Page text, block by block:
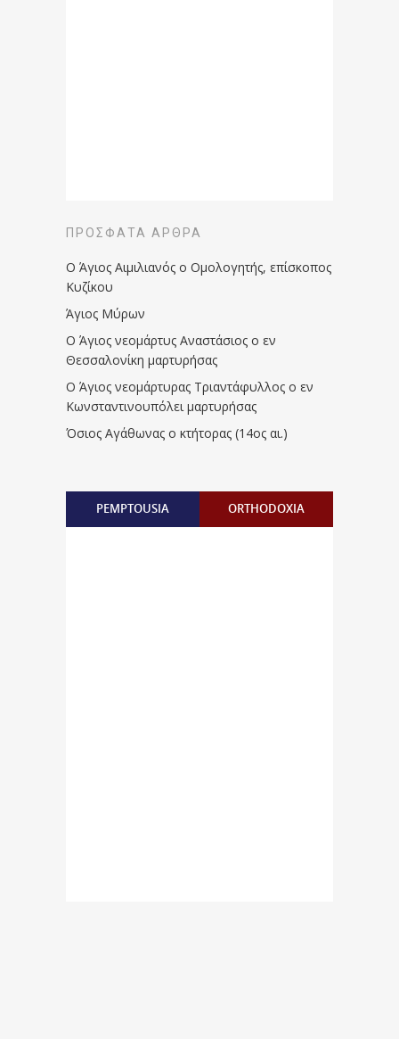
ΠΡΌΣΦΑΤΑ ΆΡΘΡΑ
Ο Άγιος Αιμιλιανός ο Ομολογητής, επίσκοπος
Κυζίκου
Άγιος Μύρων
Ο Άγιος νεομάρτυς Αναστάσιος ο εν
Θεσσαλονίκη μαρτυρήσας
Ο Άγιος νεομάρτυρας Τριαντάφυλλος ο εν
Κωνσταντινουπόλει μαρτυρήσας
Όσιος Αγάθωνας ο κτήτορας (14ος αι.)
PEMPTOUSIA ORTHODOXIA